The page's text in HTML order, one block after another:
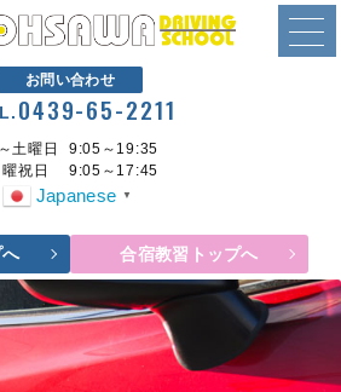
お問い合わせ
0439-65-2211
土曜日
9:05～19:35
曜祝日
9:05～17:45
Japanese ▼
合宿教習トップへ